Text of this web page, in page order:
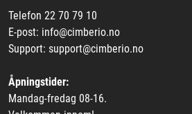
Telefon 22 70 79 10
E-post: info@cimberio.no
Support: support@cimberio.no
Åpningstider:
Mandag-fredag 08-16.